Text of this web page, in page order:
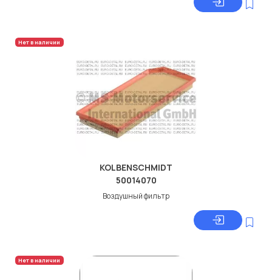
Нет в наличии
KOLBENSCHMIDT
50014070
Воздушный фильтр
Нет в наличии